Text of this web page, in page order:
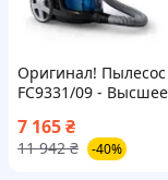
Оригинал!
FC9331/09 - Высшее
7 165₴
11 942 ₴ -40%